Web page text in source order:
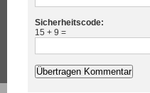
Sicherheitscode:
15 + 9 =